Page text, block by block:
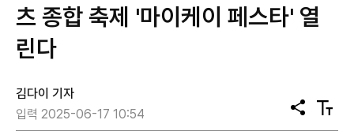
츠 종합 축제 '마이케이 페스타' 열
린다
김다이 기자
입력 2025-06-17 10:54
공
유
텍
스